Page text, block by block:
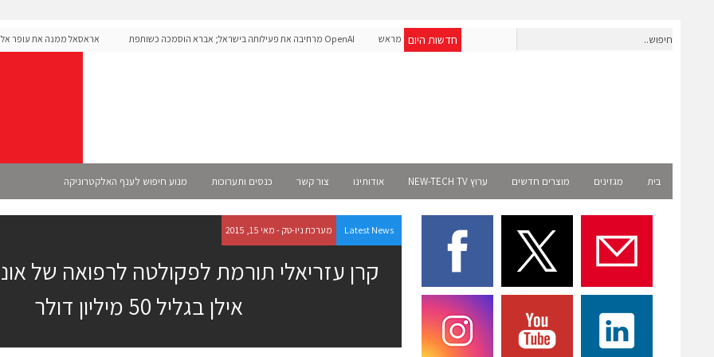
חדשות היום
חברת IAIG גייסה 6 מיליון דולר להקמת חברות תוכנה שנבנו מראש
OpenAI מרחיבה את פעילותה בישראל; אברא הוסמכה כשותפת
אראסאל ממנה את עופר
בית מגזינים מוצרים חדשים ערוץ NEW-TECH TV אודותינו צור קשר כנסים ותערוכות מנוע חיפוש לענף האלקטרוניקה
Latest News מערכת ניו-טק - מאי 15, 2015
קרן עזריאלי תורמת לפקולטה לרפואה של
אילן בגליל 50 מיליון דולר